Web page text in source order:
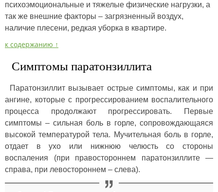
психоэмоциональные и тяжелые физические нагрузки, а
так же внешние факторы – загрязненный воздух,
наличие плесени, редкая уборка в квартире.
к содержанию ↑
Симптомы паратонзиллита
Паратонзиллит вызывает острые симптомы, как и при
ангине, которые с прогрессированием воспалительного
процесса продолжают прогрессировать. Первые
симптомы – сильная боль в горле, сопровождающаяся
высокой температурой тела. Мучительная боль в горле,
отдает в ухо или нижнюю челюсть со стороны
воспаления (при правостороннем паратонзиллите —
справа, при левостороннем – слева).